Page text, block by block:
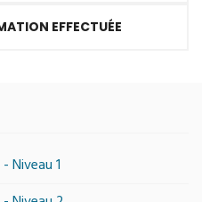
EFFECTUÉE
Niveau 1